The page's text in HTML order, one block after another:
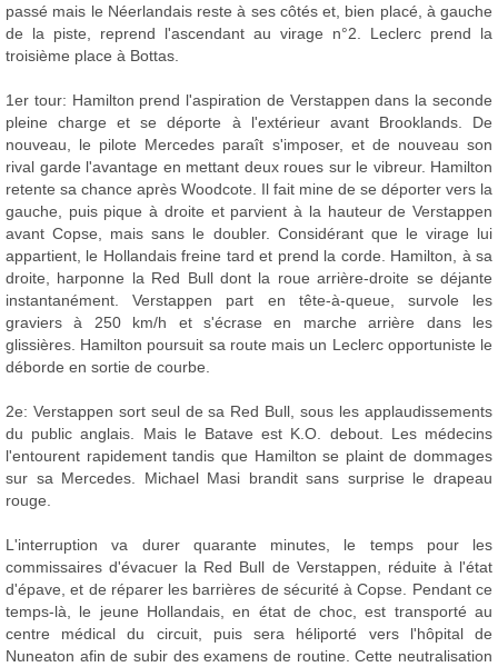
passé mais le Néerlandais reste à ses côtés et, bien placé, à gauche
de la piste, reprend l'ascendant au virage n°2. Leclerc prend la
troisième place à Bottas.
1er tour: Hamilton prend l'aspiration de Verstappen dans la seconde
pleine charge et se déporte à l'extérieur avant Brooklands. De
nouveau, le pilote Mercedes paraît s'imposer, et de nouveau son
rival garde l'avantage en mettant deux roues sur le vibreur. Hamilton
retente sa chance après Woodcote. Il fait mine de se déporter vers la
gauche, puis pique à droite et parvient à la hauteur de Verstappen
avant Copse, mais sans le doubler. Considérant que le virage lui
appartient, le Hollandais freine tard et prend la corde. Hamilton, à sa
droite, harponne la Red Bull dont la roue arrière-droite se déjante
instantanément. Verstappen part en tête-à-queue, survole les
graviers à 250 km/h et s'écrase en marche arrière dans les
glissières. Hamilton poursuit sa route mais un Leclerc opportuniste le
déborde en sortie de courbe.
2e: Verstappen sort seul de sa Red Bull, sous les applaudissements
du public anglais. Mais le Batave est K.O. debout. Les médecins
l'entourent rapidement tandis que Hamilton se plaint de dommages
sur sa Mercedes. Michael Masi brandit sans surprise le drapeau
rouge.
L'interruption va durer quarante minutes, le temps pour les
commissaires d'évacuer la Red Bull de Verstappen, réduite à l'état
d'épave, et de réparer les barrières de sécurité à Copse. Pendant ce
temps-là, le jeune Hollandais, en état de choc, est transporté au
centre médical du circuit, puis sera héliporté vers l'hôpital de
Nuneaton afin de subir des examens de routine. Cette neutralisation